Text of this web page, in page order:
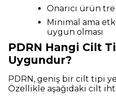
Onarıcı ürün
Minimal ama
uygun olması
PDRN Hangi Cilt
Uygundur?
PDRN, geniş bir cilt tipi
Özellikle aşağıdaki cilt